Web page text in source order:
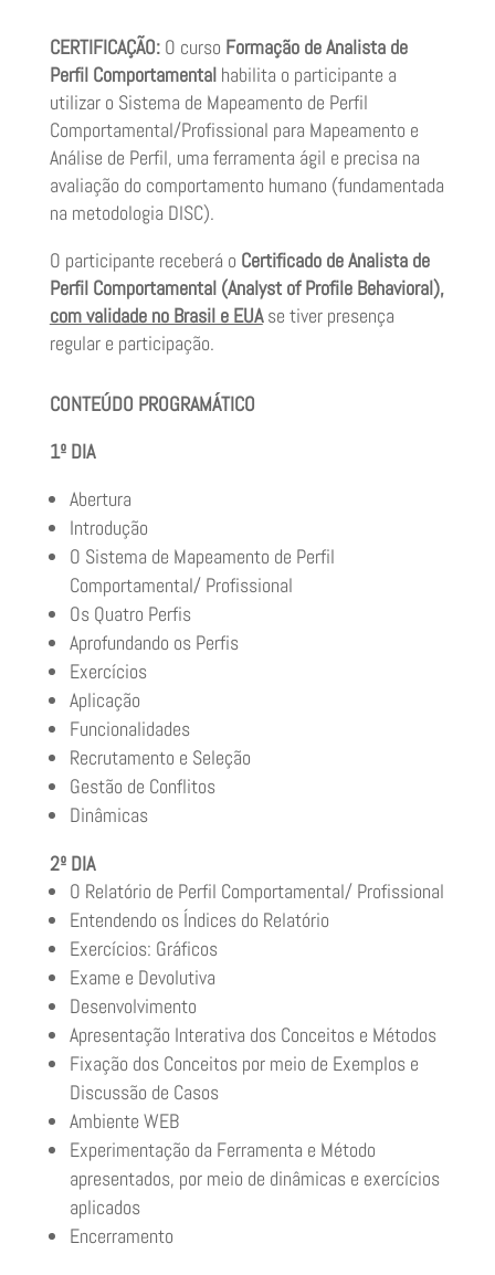
CERTIFICAÇÃO: O curso Formação de Analista de
Perfil Comportamentalhabilita o participante a
utilizar o Sistema de Mapeamento de Perfil
Comportamental/Profissional para Mapeamento e
Análise de Perfil, uma ferramenta ágil e precisa na
avaliação do comportamento humano (fundamentada
na metodologia DISC).
O participante receberá o Certificado de Analista de
Perfil Comportamental (Analyst of Profile Behavioral),
com validade no Brasil e EUAse tiver presença
regular e participação.
CONTEÚDO PROGRAMÁTICO
1º DIA
Abertura
Introdução
O Sistema de Mapeamento de Perfil
Comportamental/ Profissional
Os Quatro Perfis
Aprofundando os Perfis
Exercícios
Aplicação
Funcionalidades
Recrutamento e Seleção
Gestão de Conflitos
Dinâmicas
2º DIA
O Relatório de Perfil Comportamental/ Profissional
Entendendo os Índices do Relatório
Exercícios: Gráficos
Exame e Devolutiva
Desenvolvimento
Apresentação Interativa dos Conceitos e Métodos
Fixação dos Conceitos por meio de Exemplos e
Discussão de Casos
Ambiente WEB
Experimentação da Ferramenta e Método
apresentados, por meio de dinâmicas e exercícios
aplicados
Encerramento